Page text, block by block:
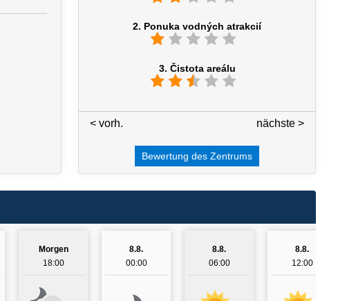
2. Ponuka vodných atrakcií
3. Čistota areálu
nächste >
< vorh.
Bewertung des Zentrums
Morgen
18:00
8.8.
00:00
8.8.
06:00
8.8.
12:00